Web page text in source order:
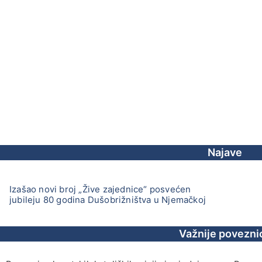
Najave
Izašao novi broj „Žive zajednice“ posvećen
jubileju 80 godina Dušobrižništva u Njemačkoj
Važnije